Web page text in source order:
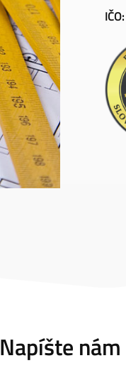
IČO:
Napíšte nám